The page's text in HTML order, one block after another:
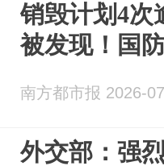
销毁计划4次
被发现！国
南方都市报 2026-
外交部：强